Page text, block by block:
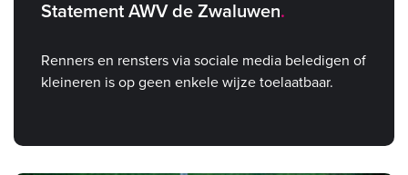
Statement AWV de Zwaluwen
Renners en rensters via sociale media beledigen of
kleineren is op geen enkele wijze toelaatbaar.